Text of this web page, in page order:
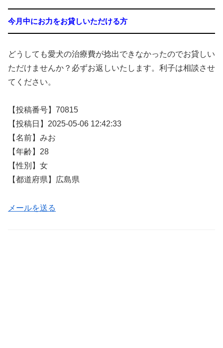
今月中にお力をお貸しいただける方
どうしても愛犬の治療費が捻出できなかったのでお貸しい
ただけませんか？必ずお返しいたします。利子は相談させ
てください。
【投稿番号】70815
【投稿日】2025-05-06 12:42:33
【名前】みお
【年齢】28
【性別】女
【都道府県】広島県
メールを送る